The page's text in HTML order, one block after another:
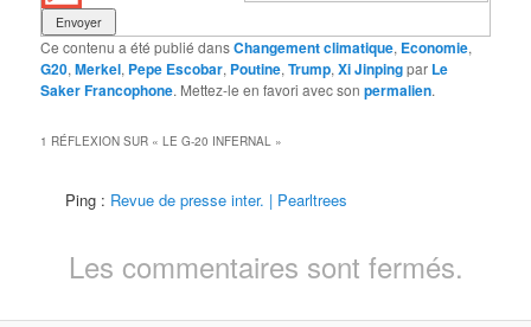
Ce contenu a été publié dansChangement climatique, Economie,
G20,Merkel, Pepe Escobar, Poutine,Trump,Xi Jinpingpar Le
Saker Francophone. Mettez-le en favori avec sonpermalien.
1 RÉFLEXION SUR «LE G-20 INFERNAL »
Ping : Revue de presse inter. | Pearltrees
Les commentaires sont fermés.